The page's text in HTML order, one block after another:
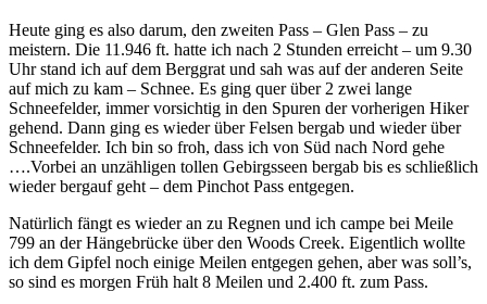
Heute ging es also darum, den zweiten Pass – Glen Pass – zu
meistern. Die 11.946 ft. hatte ich nach 2 Stunden erreicht – um 9.30
Uhr stand ich auf dem Berggrat und sah was auf der anderen Seite
auf mich zu kam – Schnee. Es ging quer über 2 zwei lange
Schneefelder, immer vorsichtig in den Spuren der vorherigen Hiker
gehend. Dann ging es wieder über Felsen bergab und wieder über
Schneefelder. Ich bin so froh, dass ich von Süd nach Nord gehe
….Vorbei an unzähligen tollen Gebirgsseen bergab bis es schließlich
wieder bergauf geht – dem Pinchot Pass entgegen.
Natürlich fängt es wieder an zu Regnen und ich campe bei Meile
799 an der Hängebrücke über den Woods Creek. Eigentlich wollte
ich dem Gipfel noch einige Meilen entgegen gehen, aber was soll’s,
so sind es morgen Früh halt 8 Meilen und 2.400 ft. zum Pass.